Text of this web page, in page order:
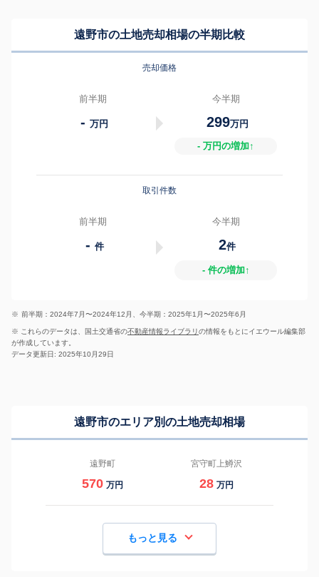
遠野市の土地売却相場の半期比較
売却価格
前半期
-万円
今半期
299万円
- 万円の増加↑
取引件数
前半期
- 件
今半期
2件
- 件の増加↑
※ 前半期：2024年7月〜2024年12月、今半期：2025年1月〜2025年6月
※ これらのデータは、国土交通省の不動産情報ライブラリの情報をもとにイエウール編集部
が作成しています。
データ更新日: 2025年10月29日
遠野市のエリア別の土地売却相場
遠野町
570 万円
宮守町上鱒沢
28 万円
もっと見る